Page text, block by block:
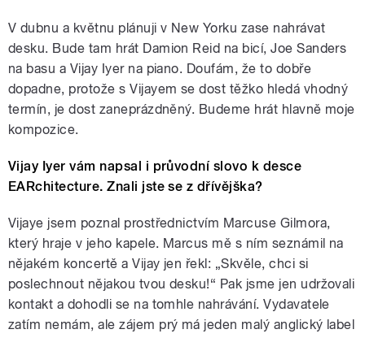
V dubnu a květnu plánuji v New Yorku zase nahrávat
desku. Bude tam hrát Damion Reid na bicí, Joe Sanders
na basu a Vijay Iyer na piano. Doufám, že to dobře
dopadne, protože s Vijayem se dost těžko hledá vhodný
termín, je dost zaneprázdněný. Budeme hrát hlavně moje
kompozice.
Vijay Iyer vám napsal i průvodní slovo k desce
EARchitecture. Znali jste se z dřívějška?
Vijaye jsem poznal prostřednictvím Marcuse Gilmora,
který hraje v jeho kapele. Marcus mě s ním seznámil na
nějakém koncertě a Vijay jen řekl: „Skvěle, chci si
poslechnout nějakou tvou desku!“ Pak jsme jen udržovali
kontakt a dohodli se na tomhle nahrávání. Vydavatele
zatím nemám, ale zájem prý má jeden malý anglický label